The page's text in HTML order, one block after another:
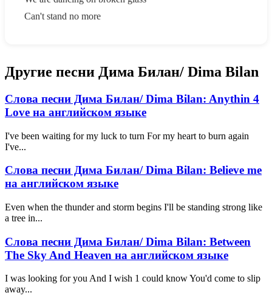
Can't stand no more
Другие песни Дима Билан/ Dima Bilan
Слова песни Дима Билан/ Dima Bilan: Anythin 4
Love на английском языке
I've been waiting for my luck to turn For my heart to burn again
I've...
Слова песни Дима Билан/ Dima Bilan: Believe me
на английском языке
Even when the thunder and storm begins I'll be standing strong like
a tree in...
Слова песни Дима Билан/ Dima Bilan: Between
The Sky And Heaven на английском языке
I was looking for you And I wish 1 could know You'd come to slip
away...